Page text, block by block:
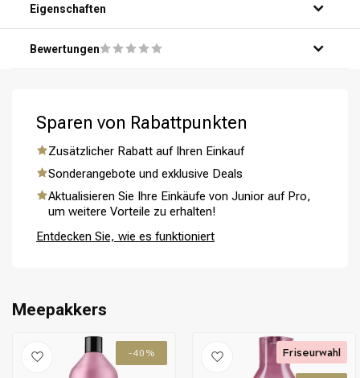
Umformung CombiDeals
Schritt 3: Massiere das Shampoo sanft in dein Haar und
Schritt 4: Spüle das Shampoo gründlich mit warmem
Wasser aus.
Eigenschaften
Bewertungen
Sparen von Rabattpunkten
Zusätzlicher Rabatt auf Ihren Einkauf
Sonderangebote und exklusive Deals
Aktualisieren Sie Ihre Einkäufe von Junior auf Pro,
um weitere Vorteile zu erhalten!
Entdecken Sie, wie es funktioniert
Meepakkers
-40% Friseurwahl